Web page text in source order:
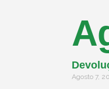
Agosto 7,